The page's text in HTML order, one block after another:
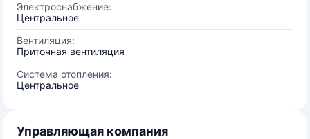
Электроснабжение:
Центральное
Вентиляция:
Приточная вентиляция
Система отопления:
Центральное
Управляющая компания